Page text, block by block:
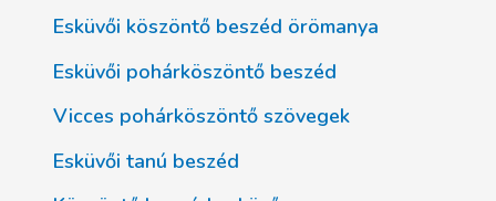
Esküvői köszöntő beszéd örömanya
Esküvői pohárköszöntő beszéd
Vicces pohárköszöntő szövegek
Esküvői tanú beszéd